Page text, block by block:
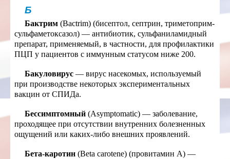
Б
Бактрим (Bactrim) (бисептол, септрин, триметоприм-
сульфаметоксазол) — антибиотик, сульфаниламидный
препарат, применяемый, в частности, для профилактики
ПЦП у пациентов с иммунным статусом ниже 200.
Бакуловирус — вирус насекомых, используемый
при производстве некоторых экспериментальных
вакцин от СПИДа.
Бессимптомный (Asymptomatic) — заболевание,
проходящее при отсутствии внутренних болезненных
ощущений или каких-либо внешних проявлений.
Бета-каротин (Beta carotene) (провитамин А) —